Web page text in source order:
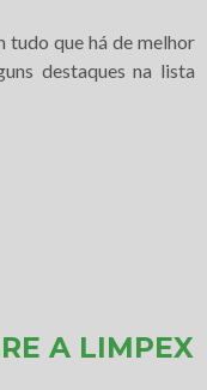
tudo que há de melhor
destaques na lista
A LIMPEX